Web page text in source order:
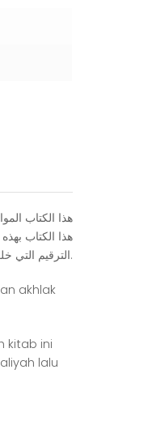
ﻫﺬﺍ ﺍﻟﻜﺘﺎﺏ
ﻫﺬﺍ ﺍﻟﻜﺘﺎﺏ
ﺍﻟﺘﺮﻗﻴﻢ ﺍﻟﺘﻲ ﺧﻠﺖ ﻋﻨﻬﺎ ﺍﻟﻄﺒﻌﺎﺕ ﺍﻟﻤﺘﻘﺪﻣﺔ، ﻭﺫﻟﻚ ﻟﻴﺴﻬﻞ ﻟﻤﻄﺎﻟﻌﻴﻪ ﻃﺮﻳﻖ ﺍﻟﻮﺻﻮﻝ ﺇﻟﻰ ﻓﻬﻢ ﻫﺬﺍ ﺍﻟﻜﺘﺎﺏ.
akhlak
kitab ini
lalu